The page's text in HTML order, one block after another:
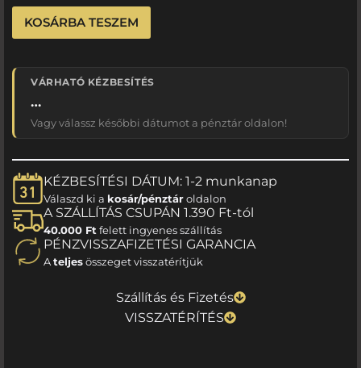
KOSÁRBA TESZEM
VÁRHATÓ KÉZBESÍTÉS
…
Vagy válassz későbbi dátumot a pénztár oldalon!
KÉZBESÍTÉSI DÁTUM: 1-2 munkanap
Válaszd ki a kosár/pénztároldalon
A SZÁLLÍTÁS CSUPÁN 1.390 Ft-tól
40.000 Ft felett ingyenes szállítás
PÉNZVISSZAFIZETÉSI GARANCIA
Ateljesösszeget visszatérítjük
Szállítás és Fizetés
VISSZATÉRÍTÉS